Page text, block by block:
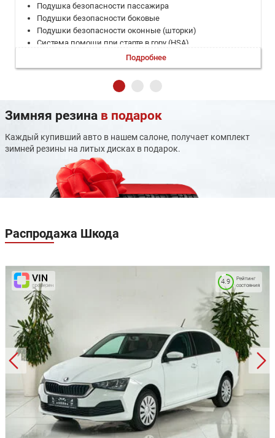
Подушка безопасности пассажира
Подушки безопасности боковые
Подушки безопасности оконные (шторки)
Система помощи при старте в гору (HSA)
Система помощи при торможении (BAS; EBD)
Система стабилизации (ESP)
Бортовой компьютер
Климат-контроль 2-зонный
Мультифункциональное рулевое колесо
Охлаждаемый перчаточный ящик
Парктроник задний
Подрулевые лепестки переключения передач
Регулировка руля по вылету
Электропривод зеркал
Отделка кожей рулевого колеса
Передние сиденья с поясничной поддержкой
Подогрев передних сидений
Регулировка передних сидений по высоте
Складывающееся заднее сиденье
Ткань (материал салона)
Третий задний подголовник
Аудиоподготовка
Аудиосистема
Мультимедиа система с ЖК-экраном
Розетка 12V
Android Auto
Bluetooth
CarPlay
Подробнее
Зимняя резина в подарок
Каждый купивший авто в нашем салоне, получает комплект
зимней резины на литых дисках в подарок.
Распродажа Шкода
Рейтинг
состояния
4.9